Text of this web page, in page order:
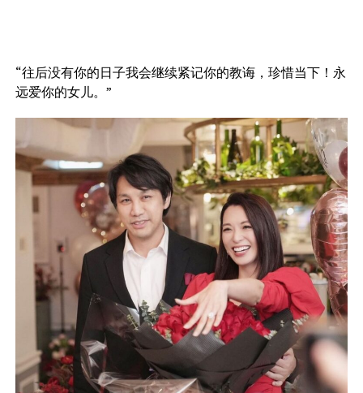
“往后没有你的日子我会继续紧记你的教诲，珍惜当下！永
远爱你的女儿。”